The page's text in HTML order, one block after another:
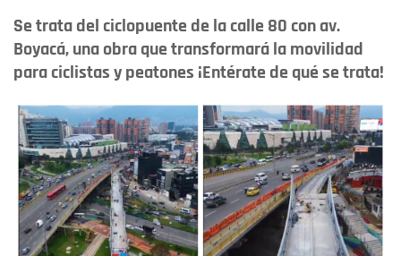
Se trata del ciclopuente de la calle 80 con av.
Boyacá, una obra que transformará la movilidad
para ciclistas y peatones ¡Entérate de qué se trata!